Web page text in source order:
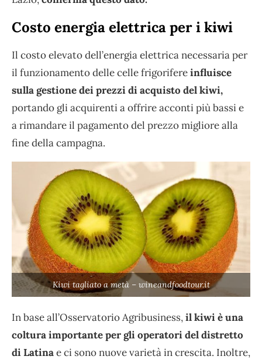
Costo energia elettrica per i kiwi
Il costo elevato dell’energia elettrica necessaria per
il funzionamento delle celle frigorifereinfluisce
sulla gestione dei prezzi di acquisto del kiwi,
portando gli acquirenti a offrire acconti più bassi e
a rimandare il pagamento del prezzo migliore alla
fine della campagna.
Kiwi tagliato a metà – wineandfoodtour.it
In base all’Osservatorio Agribusiness,il kiwi è una
coltura importante per gli operatori del distretto
di Latinae ci sono nuove varietà in crescita. Inoltre,